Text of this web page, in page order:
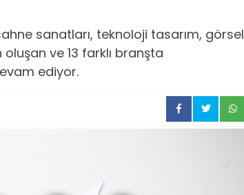
sanatları, teknoloji tasarım, görsel
ve 13 farklı branşta
ediyor.